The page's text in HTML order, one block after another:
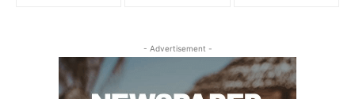
- Advertisement -